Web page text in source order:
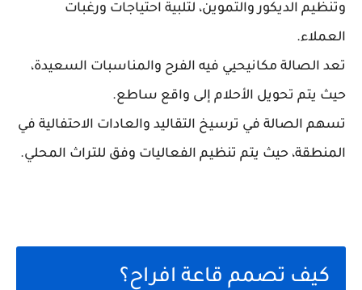
وتنظيم الديكور والتموين، لتلبية احتياجات ورغبات
العملاء.
تعد الصالة مكانيحيي فيه الفرح والمناسبات السعيدة،
حيث يتم تحويل الأحلام إلى واقع ساطع.
تسهم الصالة في ترسيخ التقاليد والعادات الاحتفالية في
المنطقة، حيث يتم تنظيم الفعاليات وفق للتراث المحلي.
كيف تصمم قاعة افراح؟